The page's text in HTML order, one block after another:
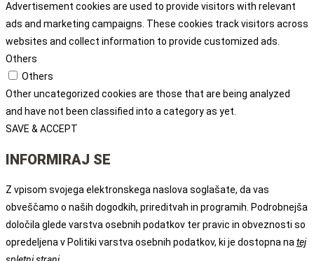
Advertisement cookies are used to provide visitors with relevant
ads and marketing campaigns. These cookies track visitors across
websites and collect information to provide customized ads.
Others
Others
Other uncategorized cookies are those that are being analyzed
and have not been classified into a category as yet.
SAVE & ACCEPT
INFORMIRAJ SE
Z vpisom svojega elektronskega naslova soglašate, da vas
obveščamo o naših dogodkih, prireditvah in programih. Podrobnejša
določila glede varstva osebnih podatkov ter pravic in obveznosti so
opredeljena v Politiki varstva osebnih podatkov, ki je dostopna na tej